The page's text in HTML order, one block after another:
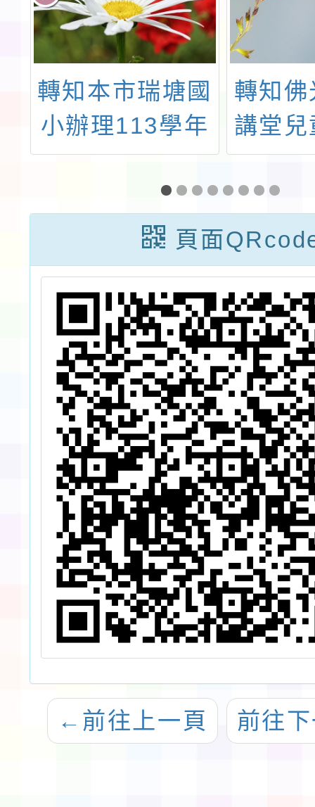
轉知本市瑞塘國
小辦理113學年
度健康促進中心
議題學校－「健
康體位學藝競賽
四格漫畫」一案
轉知
講堂
發展
「三好
之星
頁面
← 前往上一頁 前往